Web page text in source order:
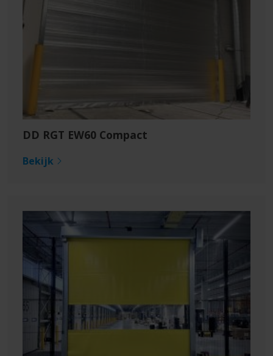
DD RGT EW60 Compact
Bekijk